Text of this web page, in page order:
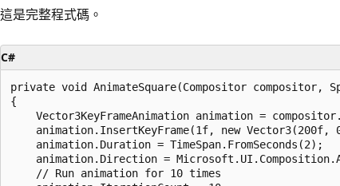
這是完整程式碼。
C#
private void AnimateSquare(Compositor compositor,
{
Vector3KeyFrameAnimation animation =
animation.InsertKeyFrame(1f, new
animation.Duration = TimeSpan.FromSeconds(2);
animation.Direction =
// Run animation for 10 times